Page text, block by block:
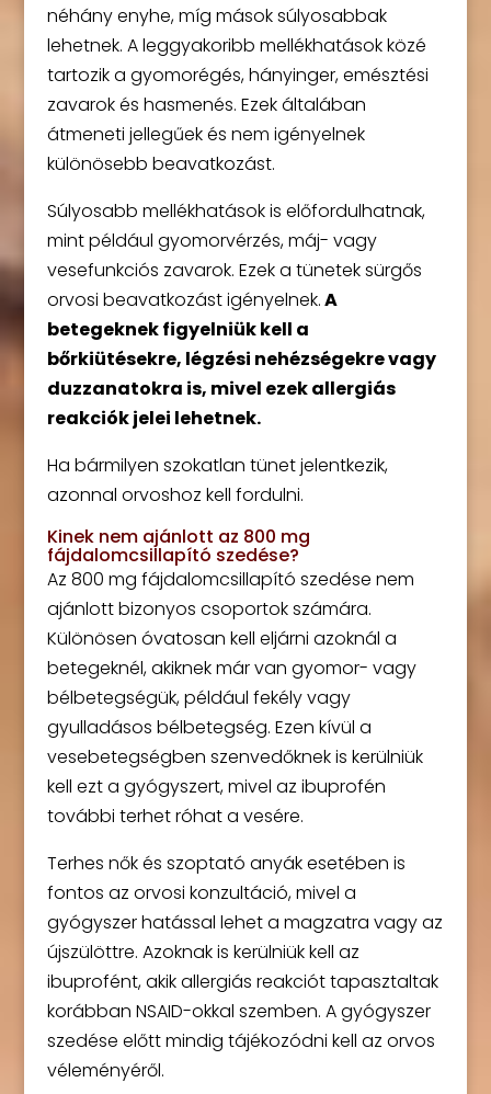
néhány enyhe, míg mások súlyosabbak
lehetnek. A leggyakoribb mellékhatások közé
tartozik a gyomorégés, hányinger, emésztési
zavarok és hasmenés. Ezek általában
átmeneti jellegűek és nem igényelnek
különösebb beavatkozást.
Súlyosabb mellékhatások is előfordulhatnak,
mint például gyomorvérzés, máj- vagy
vesefunkciós zavarok. Ezek a tünetek sürgős
orvosi beavatkozást igényelnek.A
betegeknek figyelniük kell a
bőrkiütésekre, légzési nehézségekre vagy
duzzanatokra is, mivel ezek allergiás
reakciók jelei lehetnek.
Ha bármilyen szokatlan tünet jelentkezik,
azonnal orvoshoz kell fordulni.
Kinek nem ajánlott az 800 mg
fájdalomcsillapító szedése?
Az 800 mg fájdalomcsillapító szedése nem
ajánlott bizonyos csoportok számára.
Különösen óvatosan kell eljárni azoknál a
betegeknél, akiknek már van gyomor- vagy
bélbetegségük, például fekély vagy
gyulladásos bélbetegség. Ezen kívül a
vesebetegségben szenvedőknek is kerülniük
kell ezt a gyógyszert, mivel az ibuprofén
további terhet róhat a vesére.
Terhes nők és szoptató anyák esetében is
fontos az orvosi konzultáció, mivel a
gyógyszer hatással lehet a magzatra vagy az
újszülöttre. Azoknak is kerülniük kell az
ibuprofént, akik allergiás reakciót tapasztaltak
korábban NSAID-okkal szemben. A gyógyszer
szedése előtt mindig tájékozódni kell az orvos
véleményéről.